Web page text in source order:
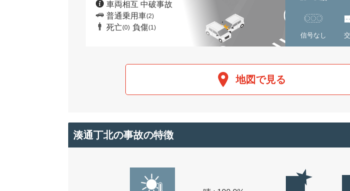
車両相互 中破事故
普通乗用車(2)
死亡(0) 負傷(1)
信号なし
地図で見る
湊通丁北の事故の特徴